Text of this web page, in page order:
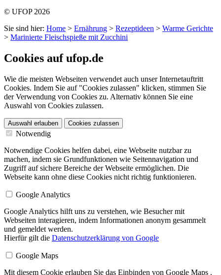
© UFOP 2026
Sie sind hier: Home > Ernährung > Rezeptideen > Warme Gerichte
> Marinierte Fleischspieße mit Zucchini
Cookies auf ufop.de
Wie die meisten Webseiten verwendet auch unser Internetauftritt
Cookies. Indem Sie auf "Cookies zulassen" klicken, stimmen Sie
der Verwendung von Cookies zu. Alternativ können Sie eine
Auswahl von Cookies zulassen.
Auswahl erlauben Cookies zulassen
Notwendig
Notwendige Cookies helfen dabei, eine Webseite nutzbar zu
machen, indem sie Grundfunktionen wie Seitennavigation und
Zugriff auf sichere Bereiche der Webseite ermöglichen. Die
Webseite kann ohne diese Cookies nicht richtig funktionieren.
Google Analytics
Google Analytics hilft uns zu verstehen, wie Besucher mit
Webseiten interagieren, indem Informationen anonym gesammelt
und gemeldet werden.
Hierfür gilt die Datenschutzerklärung von Google
Google Maps
Mit diesem Cookie erlauben Sie das Einbinden von Google Maps .